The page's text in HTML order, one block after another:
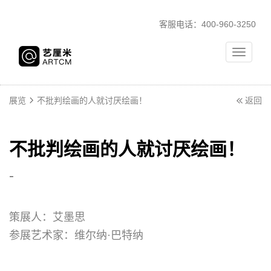
客服电话：400-960-3250
Toggle
展览 不批判绘画的人就讨厌绘画！ 返回
不批判绘画的人就讨厌绘画！
-
策展人： 艾墨思
参展艺术家： 维尔纳·巴特纳